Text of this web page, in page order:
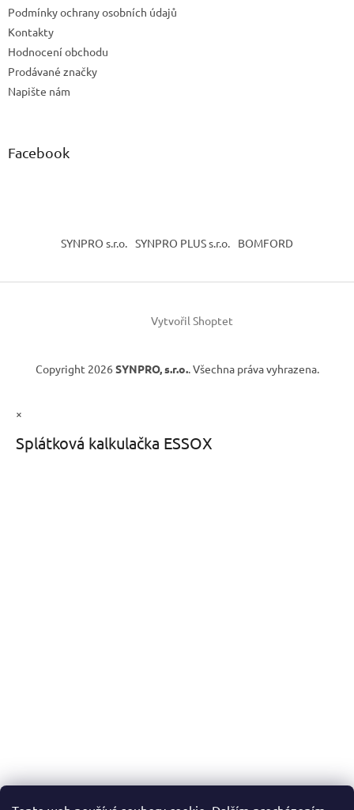
Podmínky ochrany osobních údajů
Kontakty
Hodnocení obchodu
Prodávané značky
Napište nám
Facebook
SYNPRO s.r.o. SYNPRO PLUS s.r.o. BOMFORD
Vytvořil Shoptet
Copyright 2026 SYNPRO, s.r.o.. Všechna práva vyhrazena.
×
Splátková kalkulačka ESSOX